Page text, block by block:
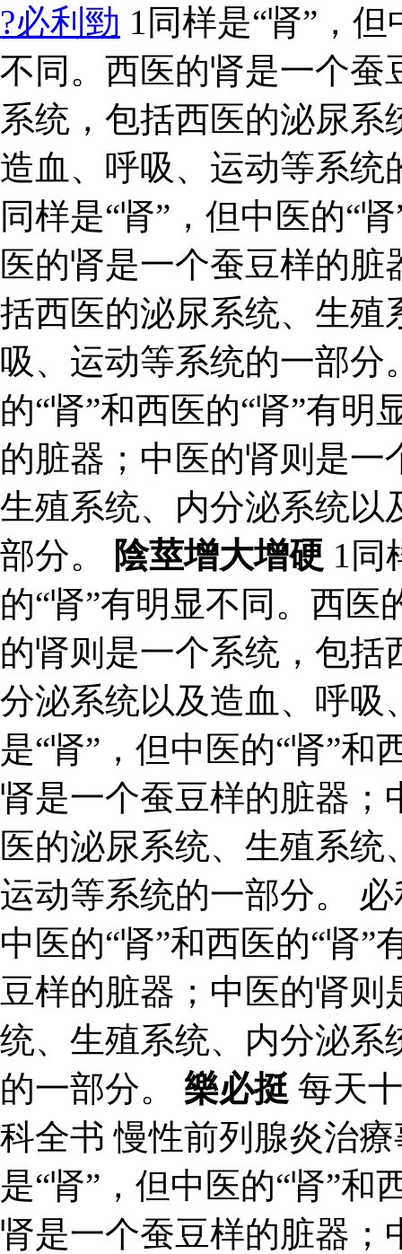
?必利勁 1同样是“肾”，
不同。西医的肾是一个蚕
系统，包括西医的泌尿
造血、呼吸、运动等系统
同样是“肾”，但中医的“
医的肾是一个蚕豆样的
括西医的泌尿系统、生殖
吸、运动等系统的一部分
的“肾”和西医的“肾”有
的脏器；中医的肾则是
生殖系统、内分泌系统以
部分。
陰莖增大增硬 1同
的“肾”有明显不同。西
的肾则是一个系统，包
分泌系统以及造血、呼吸
是“肾”，但中医的“肾”和
肾是一个蚕豆样的脏器；
医的泌尿系统、生殖系
运动等系统的一部分。
中医的“肾”和西医的“肾
豆样的脏器；中医的肾
统、生殖系统、内分泌系
的一部分。 樂必挺 每天
科全书 慢性前列腺炎治
是“肾”，但中医的“肾”和
肾是一个蚕豆样的脏器；